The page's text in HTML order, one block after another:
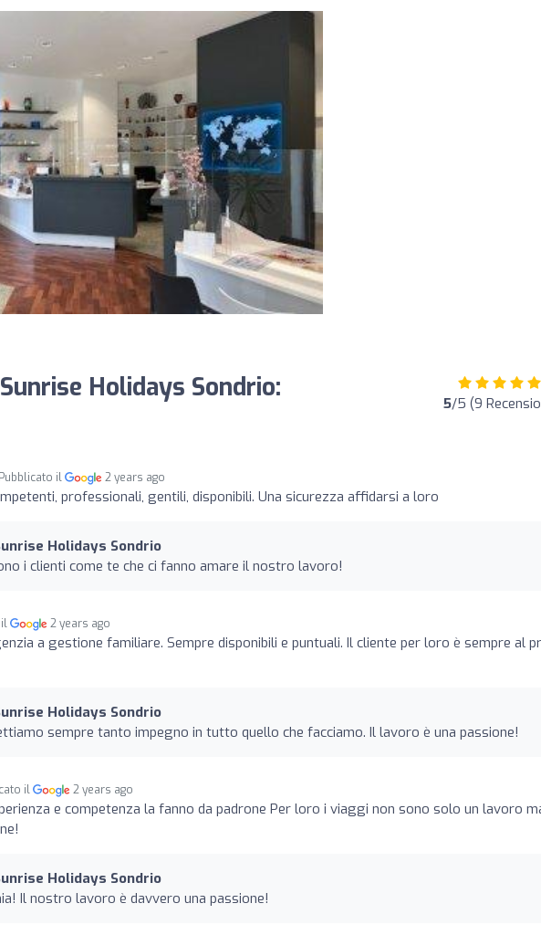
Holidays Sondrio:
5/5 (9
Pubblicato il 2 years ago
professionali, gentili, disponibili. Una sicurezza affidarsi a loro
Holidays Sondrio
i clienti come te che ci fanno amare il nostro lavoro!
il 2 years ago
a gestione familiare. Sempre disponibili e puntuali. Il cliente per loro è sempre al
Holidays Sondrio
sempre tanto impegno in tutto quello che facciamo. Il lavoro è una passione!
il 2 years ago
e competenza la fanno da padrone Per loro i viaggi non sono solo un lavoro
Holidays Sondrio
Il nostro lavoro è davvero una passione!